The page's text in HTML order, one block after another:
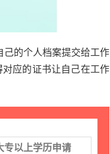
的个人档案提交给工作
应的证书让自己在工作